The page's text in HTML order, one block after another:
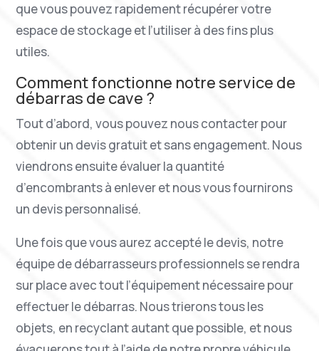
que vous pouvez rapidement récupérer votre
espace de stockage et l’utiliser à des fins plus
utiles.
Comment fonctionne notre service de
débarras de cave ?
Tout d’abord, vous pouvez nous contacter pour
obtenir un devis gratuit et sans engagement. Nous
viendrons ensuite évaluer la quantité
d’encombrants à enlever et nous vous fournirons
un devis personnalisé.
Une fois que vous aurez accepté le devis, notre
équipe de débarrasseurs professionnels se rendra
sur place avec tout l’équipement nécessaire pour
effectuer le débarras. Nous trierons tous les
objets, en recyclant autant que possible, et nous